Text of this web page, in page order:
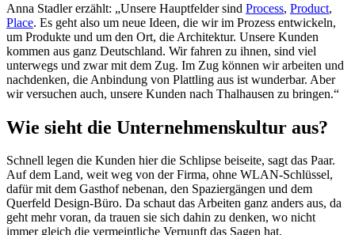
Anna Stadler erzählt: „Unsere Hauptfelder sind Process, Product,
Place. Es geht also um neue Ideen, die wir im Prozess entwickeln,
um Produkte und um den Ort, die Architektur. Unsere Kunden
kommen aus ganz Deutschland. Wir fahren zu ihnen, sind viel
unterwegs und zwar mit dem Zug. Im Zug können wir arbeiten und
nachdenken, die Anbindung von Plattling aus ist wunderbar. Aber
wir versuchen auch, unsere Kunden nach Thalhausen zu bringen.“
Wie sieht die Unternehmenskultur aus?
Schnell legen die Kunden hier die Schlipse beiseite, sagt das Paar.
Auf dem Land, weit weg von der Firma, ohne WLAN-Schlüssel,
dafür mit dem Gasthof nebenan, den Spaziergängen und dem
Querfeld Design-Büro. Da schaut das Arbeiten ganz anders aus, da
geht mehr voran, da trauen sie sich dahin zu denken, wo nicht
immer gleich die vermeintliche Vernunft das Sagen hat.